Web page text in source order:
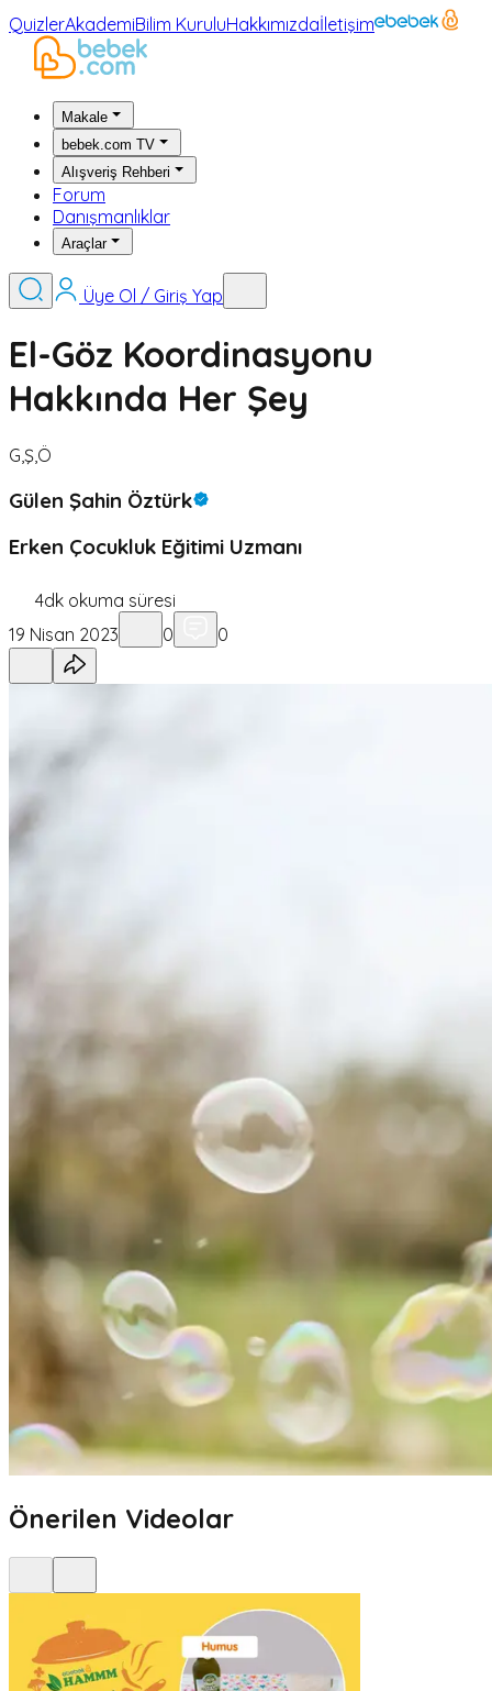
QuizlerAkademiBilim KuruluHakkımızdaİletişim
Makale
bebek.com TV
Alışveriş Rehberi
Forum
Danışmanlıklar
Araçlar
Üye Ol / Giriş Yap
El-Göz Koordinasyonu
Hakkında Her Şey
G,Ş,Ö
Gülen Şahin Öztürk
Erken Çocukluk Eğitimi Uzmanı
4dk okuma süresi
19 Nisan 2023
0 0
Önerilen Videolar